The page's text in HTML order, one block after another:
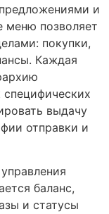
и
меню позволяет
покупки,
Каждая
специфических
выдачу
отправки и
баланс,
и статусы